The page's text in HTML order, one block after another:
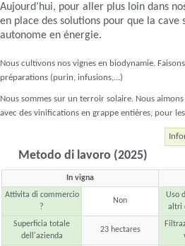
Aujourd’hui, pour aller plus loin dans
en place des solutions pour que la cave
autonome en énergie.
Nous cultivons nos vignes en biodynamie.
préparations (purin, infusions,...)
Nous sommes sur un terroir solaire. Nous
avec des vinifications en grappe entières, pour
Metodo di lavoro (2025)
In vigna
Attivita di commercio
?
Non
Uso
altri
Superficia totale
dell'azienda
23 hectares